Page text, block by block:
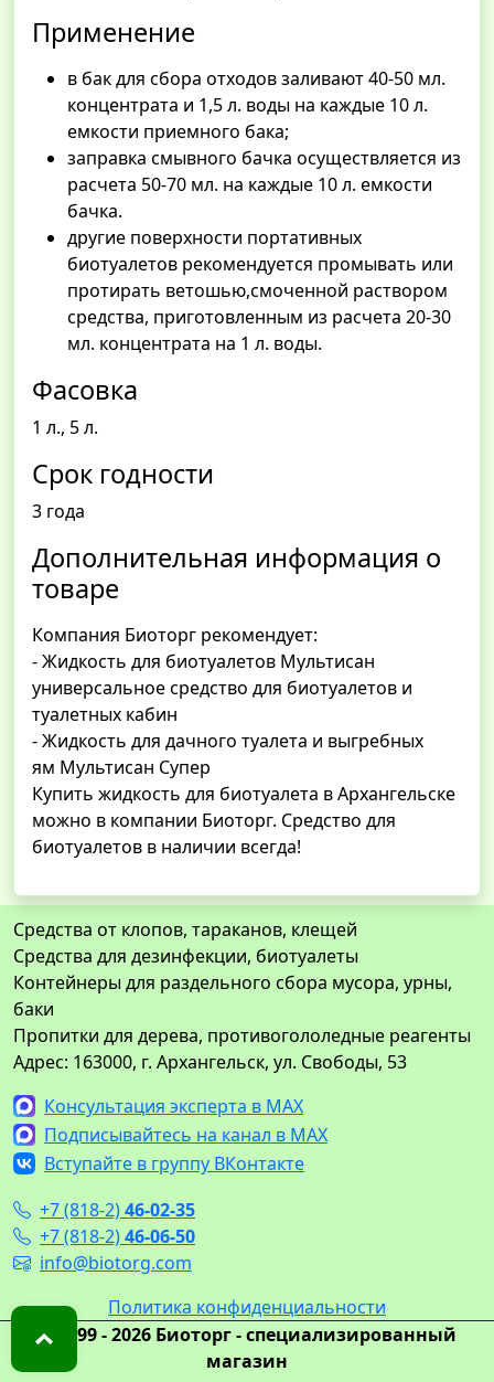
Применение
в бак для сбора отходов заливают 40-50 мл.
концентрата и 1,5 л. воды на каждые 10 л.
емкости приемного бака;
заправка смывного бачка осуществляется из
расчета 50-70 мл. на каждые 10 л. емкости
бачка.
другие поверхности портативных
биотуалетов рекомендуется промывать или
протирать ветошью,смоченной раствором
средства, приготовленным из расчета 20-30
мл. концентрата на 1 л. воды.
Фасовка
1 л., 5 л.
Срок годности
3 года
Дополнительная информация о
товаре
Компания Биоторг рекомендует:
- Жидкость для биотуалетов Мультисан
универсальное средство для биотуалетов и
туалетных кабин
- Жидкость для дачного туалета и выгребных
ям Мультисан Супер
Купить жидкость для биотуалета в Архангельске
можно в компании Биоторг. Средство для
биотуалетов в наличии всегда!
Средства от клопов, тараканов, клещей
Средства для дезинфекции, биотуалеты
Контейнеры для раздельного сбора мусора, урны,
баки
Пропитки для дерева, противогололедные реагенты
Адрес: 163000, г. Архангельск, ул. Свободы, 53
Консультация эксперта в MAX
Подписывайтесь на канал в MAX
Вступайте в группу ВКонтакте
+7 (818-2)46-02-35
+7 (818-2)46-06-50
info@biotorg.com
Политика конфиденциальности
© 1999 - 2026 Биоторг - специализированный
магазин